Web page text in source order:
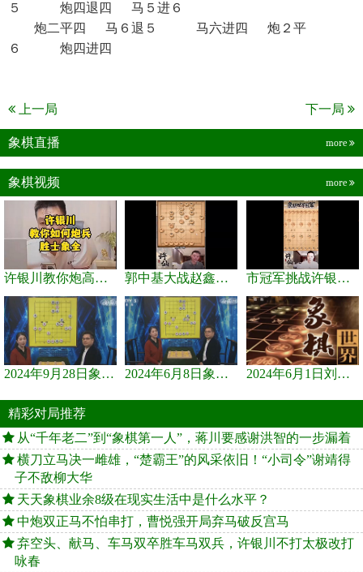
５ 炮四退四 马５进６
炮二平四 马６退５ 马六进四 炮２平
６ 炮四进四
上一局 下一局
象棋直播 more
象棋视频 more
许银川教你炮高兵士象全如何赢士象全，简单四步即可 郭中基大战赵鑫鑫，许银川激情讲解 市冠军挑战许银川，急进中兵变化真激烈！
2024年9月28日象棋世界栏目，刘君、蒋川讲解了第九届杨官璘杯象棋... 2024年6月8日象棋世界，刘君、蒋川讲解了第九届杨官璘杯全国象棋... 2024年6月1日刘君、蒋川讲解第三届上海杯象棋大师赛谢靖与李少庚...
精彩对局推荐
从“千年老二”到“象棋第一人”，蒋川要感谢洪智的一步漏着
横刀立马决一雌雄，“楚霸王”的风采依旧！“小司令”谢靖得
子不敌柳大华
天天象棋业余8级在现实生活中是什么水平？
中炮双正马不怕串打，曹悦强开局弃马破反宫马
弃空头、献马、车马双卒胜车马双兵，许银川不打太极改打
咏春